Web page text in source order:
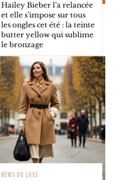
Hailey Bieber l’a relancée
et elle s’impose sur tous
les ongles cet été : la teinte
butter yellow qui sublime
le bronzage
NEWS DU LUXE